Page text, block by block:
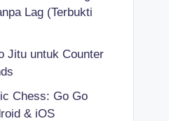
Lag (Terbukti
Jitu untuk Counter
Chess: Go Go
& iOS